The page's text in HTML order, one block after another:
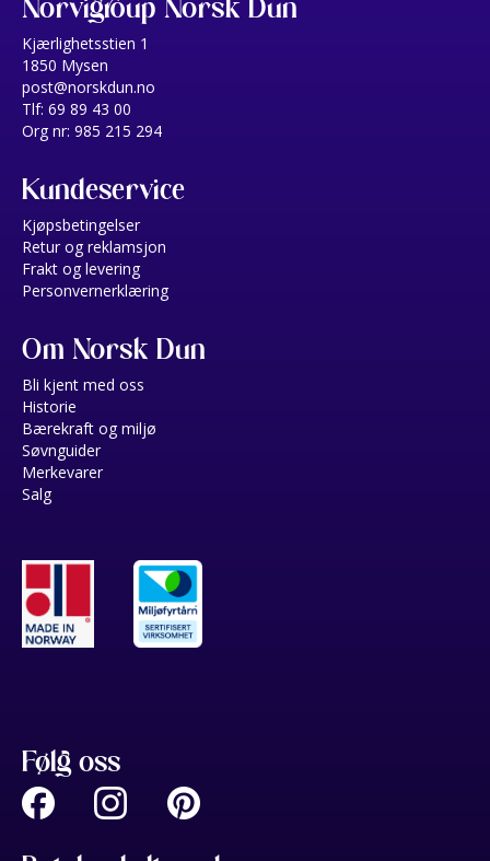
Norvigroup Norsk Dun
Kjærlighetsstien 1
1850 Mysen
post@norskdun.no
Tlf: 69 89 43 00
Org nr: 985 215 294
Kundeservice
Kjøpsbetingelser
Retur og reklamsjon
Frakt og levering
Personvernerklæring
Om Norsk Dun
Bli kjent med oss
Historie
Bærekraft og miljø
Søvnguider
Merkevarer
Salg
Følg oss